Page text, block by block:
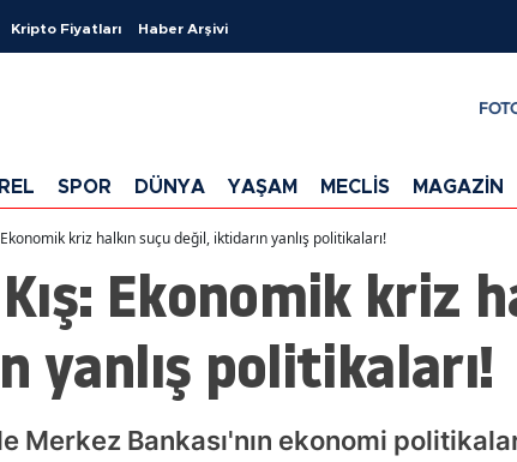
Kripto Fiyatları Haber Arşivi
SPOR DÜNYA YAŞAM MECLİS MAGAZİN
kriz halkın suçu değil, iktidarın yanlış politikaları!
Ekonomik kriz
yanlış politikaları!
Merkez Bankası'nın ekonomi